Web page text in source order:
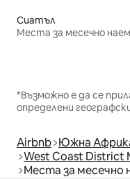
Сиатъл
Места за месечно
*Възможно е да се
определени
Airbnb Южна
West Coast District
Места за месечно